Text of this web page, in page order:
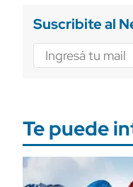
Suscribite al
Te puede